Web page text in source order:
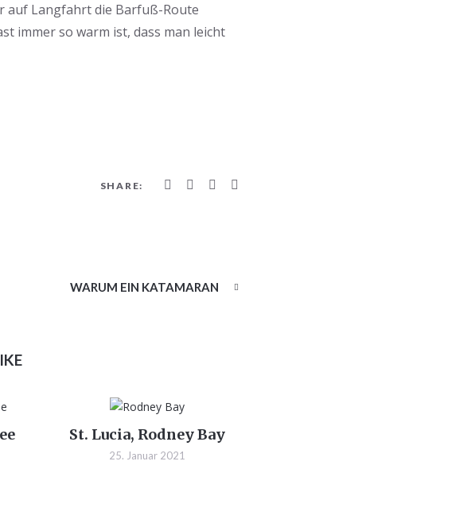
auf Langfahrt die Barfuß-Route
immer so warm ist, dass man leicht
SHARE:
WARUM EIN KATAMARAN
St. Lucia, Rodney Bay
25. Januar 2021